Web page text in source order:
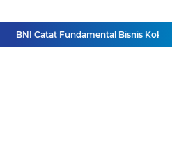
BNI Catat Fundamental Bisnis Kokoh